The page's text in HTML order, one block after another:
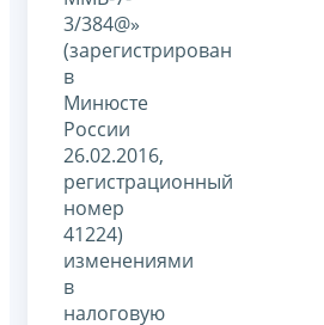
3/384@»
(зарегистрирован
в
Минюсте
России
26.02.2016,
регистрационный
номер
41224)
изменениями
в
налоговую